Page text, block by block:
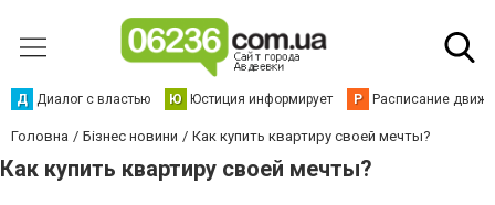
Д Диалог с властью Ю Юстиция информирует Р Расписание
Головна Бізнес новини Как купить квартиру своей мечты?
Как купить квартиру своей мечты?